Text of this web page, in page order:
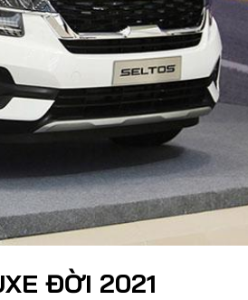
F1
F1 Hà Nội
ĐỜI 2021